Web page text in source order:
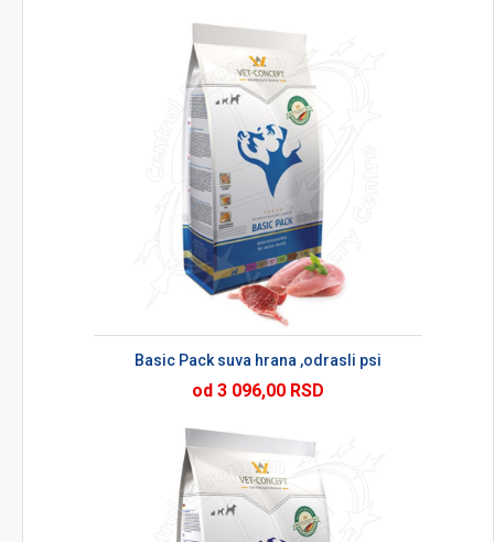
Basic Pack suva hrana ,odrasli psi
od 3 096,00 RSD